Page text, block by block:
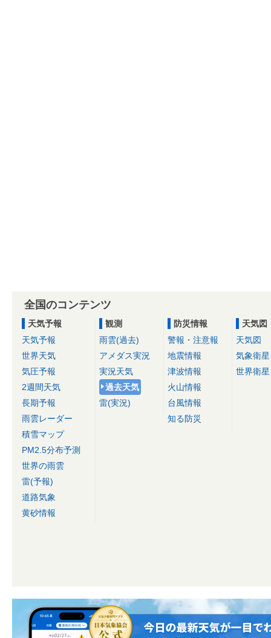
全国のコンテンツ
天気予報
天気予報
世界天気
気圧予報
2週間天気
長期予報
雨雲レーダー
積雪マップ
PM2.5分布予測
世界の雨雲
雷(予報)
道路気象
黄砂情報
観測
雨雲(過去)
アメダス実況
実況天気
過去天気
雷(実況)
防災情報
警報・注意報
地震情報
津波情報
火山情報
台風情報
知る防災
天気図
天気図
気象衛星
世界衛星